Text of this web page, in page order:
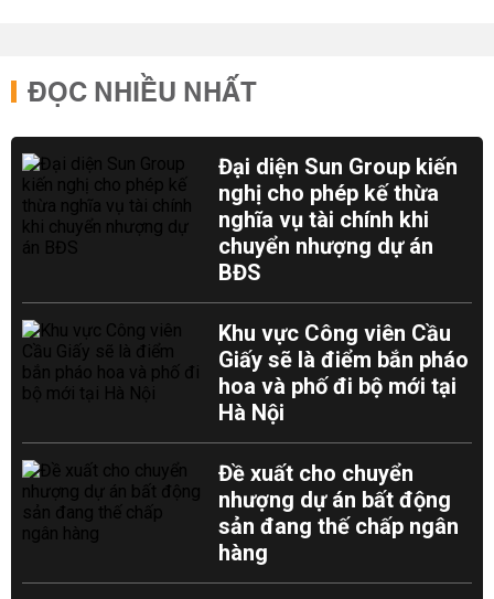
ĐỌC NHIỀU NHẤT
Đại diện Sun Group kiến
nghị cho phép kế thừa
nghĩa vụ tài chính khi
chuyển nhượng dự án
BĐS
Khu vực Công viên Cầu
Giấy sẽ là điểm bắn pháo
hoa và phố đi bộ mới tại
Hà Nội
Đề xuất cho chuyển
nhượng dự án bất động
sản đang thế chấp ngân
hàng